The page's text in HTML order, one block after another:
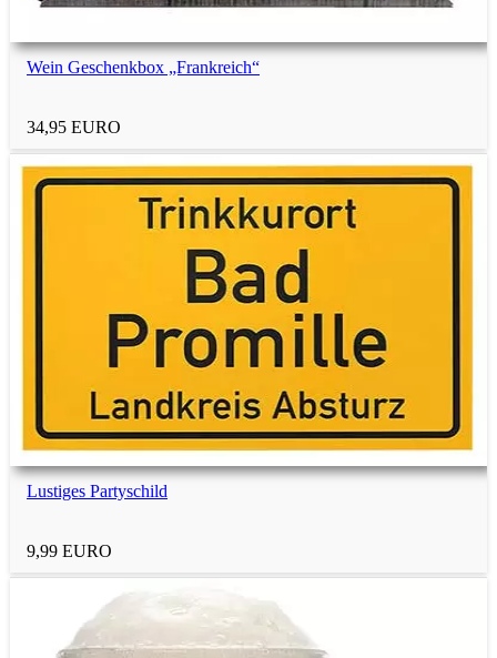
Wein Geschenkbox „Frankreich“
34,95 EURO
Lustiges Partyschild
9,99 EURO